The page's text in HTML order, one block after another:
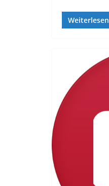
Weiterlesen